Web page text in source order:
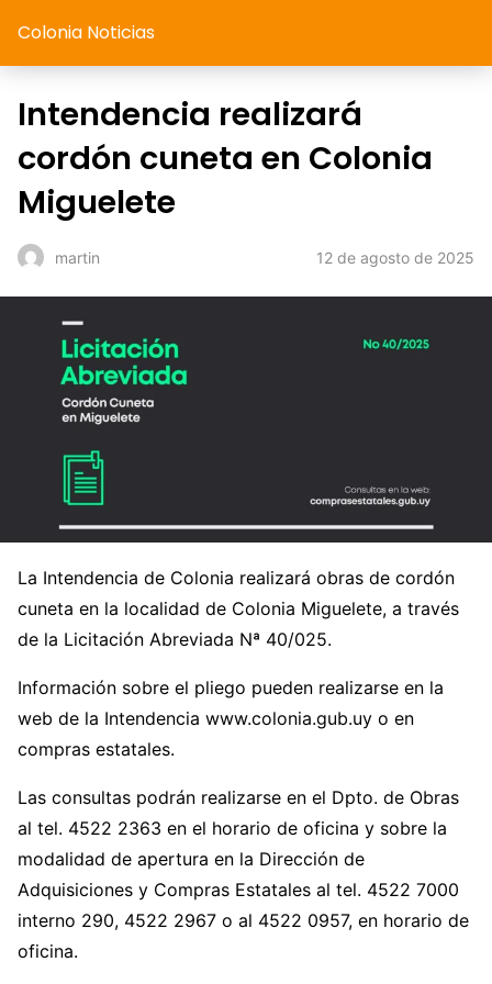
Colonia Noticias
Intendencia realizará
cordón cuneta en Colonia
Miguelete
martin 12 de agosto de 2025
La Intendencia de Colonia realizará obras de cordón
cuneta en la localidad de Colonia Miguelete, a través
de la Licitación Abreviada Nª 40/025.
Información sobre el pliego pueden realizarse en la
web de la Intendencia www.colonia.gub.uy o en
compras estatales.
Las consultas podrán realizarse en el Dpto. de Obras
al tel. 4522 2363 en el horario de oficina y sobre la
modalidad de apertura en la Dirección de
Adquisiciones y Compras Estatales al tel. 4522 7000
interno 290, 4522 2967 o al 4522 0957, en horario de
oficina.